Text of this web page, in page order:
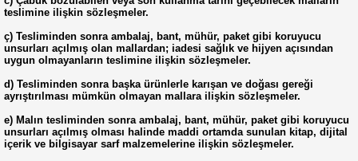
teslimine ilişkin sözleşmeler.
ç) Tesliminden sonra ambalaj, bant, mühür, paket gibi koruyucu
unsurları açılmış olan mallardan; iadesi sağlık ve hijyen açısından
uygun olmayanların teslimine ilişkin sözleşmeler.
d) Tesliminden sonra başka ürünlerle karışan ve doğası gereği
ayrıştırılması mümkün olmayan mallara ilişkin sözleşmeler.
e) Malın tesliminden sonra ambalaj, bant, mühür, paket gibi koruyucu
unsurları açılmış olması halinde maddi ortamda sunulan kitap, dijital
içerik ve bilgisayar sarf malzemelerine ilişkin sözleşmeler.